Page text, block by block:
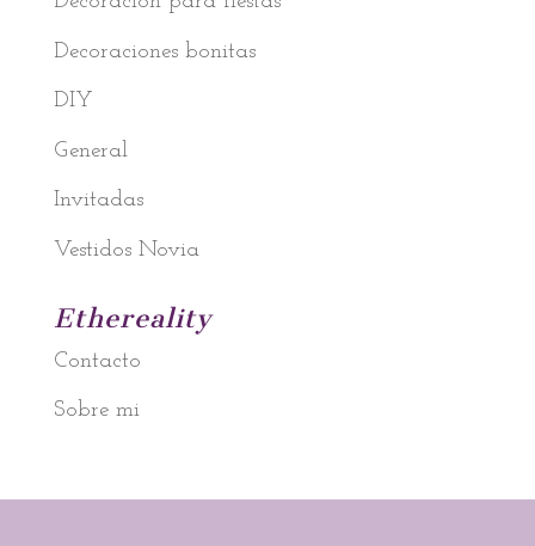
Decoraciones bonitas
DIY
General
Invitadas
Vestidos Novia
Ethereality
Contacto
Sobre mi